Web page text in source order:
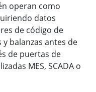
operan como
datos
de código de
y balanzas antes de
de puertas de
MES, SCADA o